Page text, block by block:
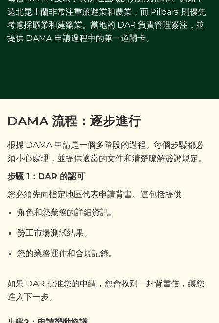
遠北昆士蘭非常注重旅遊業和農業，而 Pilbara 則優先
考慮採礦業和建築業。當地的 DAR 負責管理簽注，並
提供 DAMA 申請過程中的第一道關卡。
DAMA 流程：逐步進行
根據 DAMA 申請是一個多階段的過程。每個步驟都必
須小心處理，並提供適當的文件和清楚瞭解簽證規定。
步驟 1：DAR 的認可
您必須先向指定地區代表申請背書。這包括提供
角色和您業務的詳細資訊。
勞工市場測試結果。
您的業務運作和合規記錄。
如果 DAR 批准您的申請，您會收到一封背書信，讓您
進入下一步。